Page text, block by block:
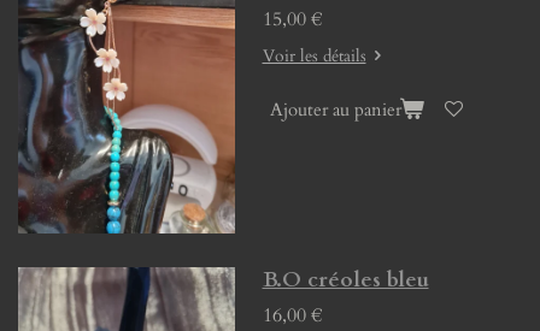
15,00 €
Voir les détails
Ajouter au panier
B.O créoles bleu
16,00 €